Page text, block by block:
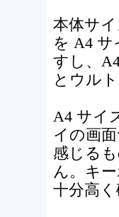
本体サ
を A4
すし、
とウル
A4 サイ
イの画
感じる
ん。キ
十分高く